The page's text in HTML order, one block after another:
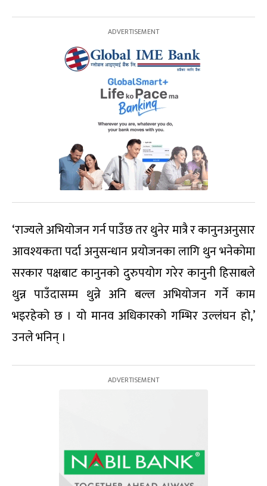
‘राज्यले अभियोजन गर्न पाउँछ तर थुनेर मात्रै र कानुनअनुसार
आवश्यकता पर्दा अनुसन्धान प्रयोजनका लागि थुन भनेकोमा
सरकार पक्षबाट कानुनको दुरुपयोग गरेर कानुनी हिसाबले
थुन्न पाउँदासम्म थुन्ने अनि बल्ल अभियोजन गर्ने काम
भइरहेको छ । यो मानव अधिकारको गम्भिर उल्लंघन हो,’
उनले भनिन् ।